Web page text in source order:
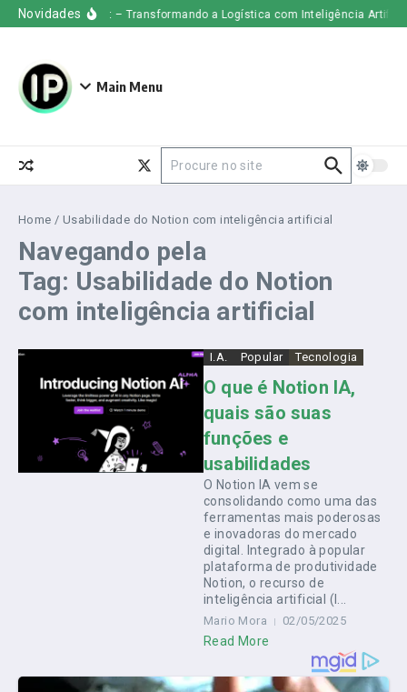
Ir para o conteúdo
Novidades
Uber Freight – Transformando a Logística com Inteligência Artificial
Main Menu
Home / Usabilidade do Notion com inteligência artificial
Navegando pela
Tag: Usabilidade do Notion
com inteligência artificial
I.A. Popular Tecnologia
O que é Notion IA,
quais são suas
funções e
usabilidades
O Notion IA vem se
consolidando como uma das
ferramentas mais poderosas
e inovadoras do mercado
digital. Integrado à popular
plataforma de produtividade
Notion, o recurso de
inteligência artificial (I...
Mario Mora 02/05/2025
Read More